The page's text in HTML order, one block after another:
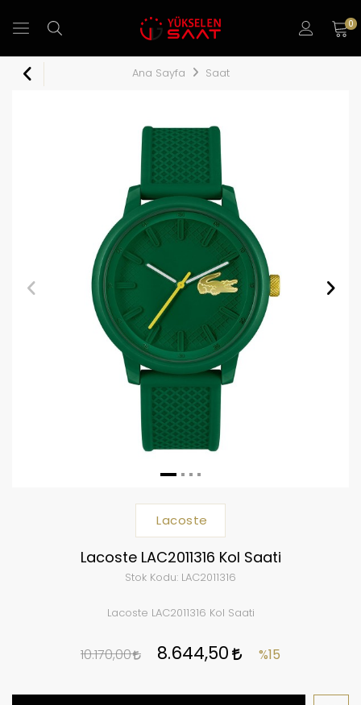
0
Ana Sayfa Saat
Lacoste
Lacoste LAC2011316 Kol Saati
Stok Kodu: LAC2011316
Lacoste LAC2011316 Kol Saati
10.170,00 8.644,50 %15